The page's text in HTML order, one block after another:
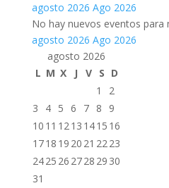
agosto 2026 Ago 2026
No hay nuevos eventos para
agosto 2026 Ago 2026
agosto 2026
L M X J V S D
1
2
3
4 5 6 7 8
9
10 11 1213 1415 16
1718 19 20 21 2223
2425 26 2728 29 30
31